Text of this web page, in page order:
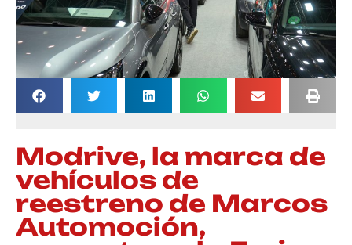
Modrive, la marca de
vehículos de
reestreno de Marcos
Automoción,